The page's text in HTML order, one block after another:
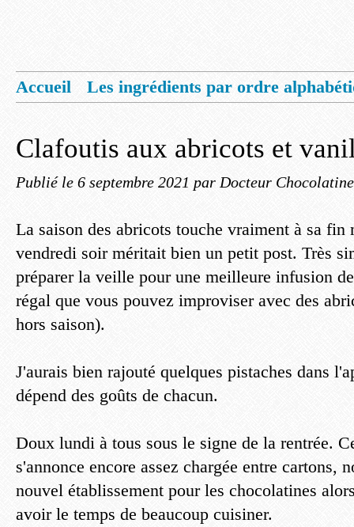
Accueil
Les ingrédients par ordre
Clafoutis aux abricots et
Publié le 6 septembre 2021 par Docteur Chocolatine
La saison des abricots touche vraiment à sa fin
vendredi soir méritait bien un petit post. Très
préparer la veille pour une meilleure infusion
régal que vous pouvez improviser avec des
hors saison).
J'aurais bien rajouté quelques pistaches dans
dépend des goûts de chacun.
Doux lundi à tous sous le signe de la rentrée.
s'annonce encore assez chargée entre cartons,
nouvel établissement pour les chocolatines
avoir le temps de beaucoup cuisiner.